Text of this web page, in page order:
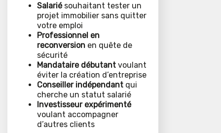
Salariésouhaitant tester un
projet immobilier sans quitter
votre emploi
Professionnel en
reconversion en quête de
sécurité
Mandataire débutant voulant
éviter la création d’entreprise
Conseiller indépendant qui
cherche un statut salarié
Investisseur expérimenté
voulant accompagner
d’autres clients